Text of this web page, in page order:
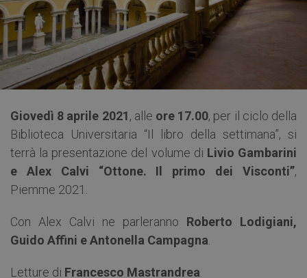
Giovedì 8 aprile 2021, alle ore 17.00, per il ciclo della
Biblioteca Universitaria “Il libro della settimana”, si
terrà la presentazione del volume di Livio Gambarini
e Alex Calvi “Ottone. Il primo dei Visconti”,
Piemme 2021.
Con Alex Calvi ne parleranno Roberto Lodigiani,
Guido Affini e Antonella Campagna
Letture di Francesco Mastrandrea